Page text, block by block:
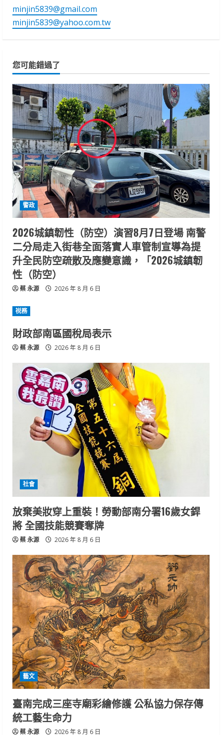
minjin5839@gmail.com
minjin5839@yahoo.com.tw
您可能錯過了
警政
2026城鎮韌性（防空）演習8月7日登場 南警
二分局走入街巷全面落實人車管制宣導為提
升全民防空疏散及應變意識，「2026城鎮韌
性（防空）
蔡 永源 2026 年 8 月 6 日
祱務
財政部南區國稅局表示
蔡 永源 2026 年 8 月 6 日
社會
放棄美妝穿上重裝！勞動部南分署16歲女銲
將 全國技能競賽奪牌
蔡 永源 2026 年 8 月 6 日
藝文
臺南完成三座寺廟彩繪修護 公私協力保存傳
統工藝生命力
蔡 永源 2026 年 8 月 6 日